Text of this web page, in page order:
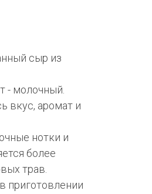
сыр из
- молочный.
вкус, аромат и
нотки и
более
трав.
приготовлении